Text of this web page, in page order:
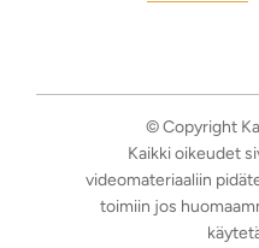
© Copyright
Kaikki oikeudet
videomateriaaliin
toimiin jos